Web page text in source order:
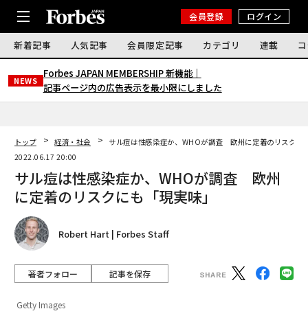
会員登録 ログイン
新着記事 人気記事 会員限定記事 カテゴリ 連載
NEWS
Forbes JAPAN MEMBERSHIP 新機能｜
記事ページ内の広告表示を最小限にしました
トップ 経済・社会
サル痘は性感染症か、WHOが調査 欧州に定着のリスクに
2022.06.17 20:00
サル痘は性感染症か、WHOが調査 欧州
に定着のリスクにも「現実味」
Robert Hart | Forbes Staff
著者フォロー 記事を保存
Getty Images